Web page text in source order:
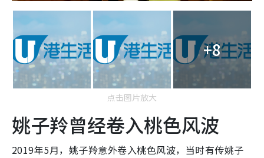
+8
点击图片放大
姚子羚曾经卷入桃色风波
2019年5月，姚子羚意外卷入桃色风波，当时有传姚子